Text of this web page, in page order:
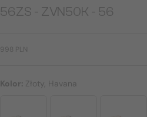
56ZS - ZVN50K - 56
998 PLN
Kolor: Złoty, Havana